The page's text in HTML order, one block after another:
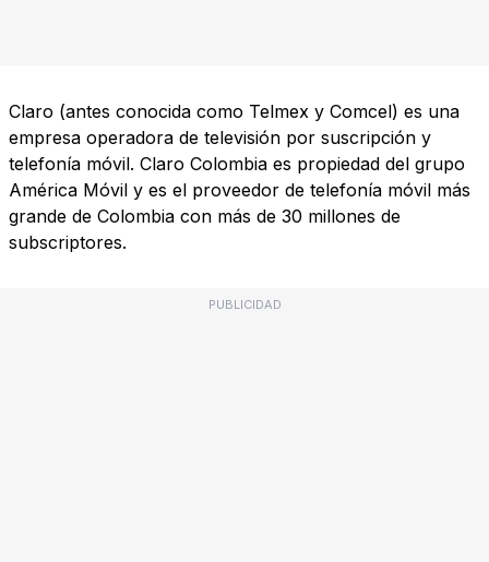
Claro (antes conocida como Telmex y Comcel) es una
empresa operadora de televisión por suscripción y
telefonía móvil. Claro Colombia es propiedad del grupo
América Móvil y es el proveedor de telefonía móvil más
grande de Colombia con más de 30 millones de
subscriptores.
PUBLICIDAD